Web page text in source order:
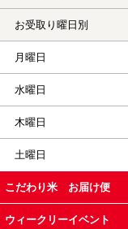
お受取り曜日別
月曜日
水曜日
木曜日
土曜日
こだわり米 お届け便
ウィークリーイベント